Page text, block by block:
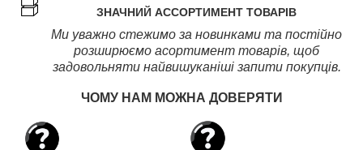
ЗНАЧНИЙ АССОРТИМЕНТ ТОВАРІВ
Ми уважно стежимо за новинками та постійно
розширюємо асортимент товарів, щоб
задовольняти найвишуканіші запити покупців.
ЧОМУ НАМ МОЖНА ДОВЕРЯТИ